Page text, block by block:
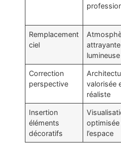
Remplacement
ciel
lumineuse
Correction
perspective
valorisée
réaliste
Insertion
éléments
décoratifs
optimisée
l’espace